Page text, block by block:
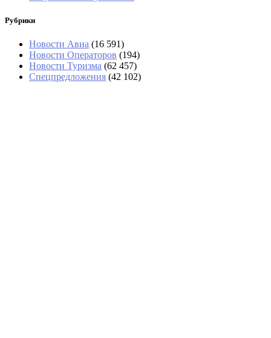
Рубрики
Новости Авиа (16 591)
Новости Операторов (194)
Новости Туризма (62 457)
Спецпредложения (42 102)